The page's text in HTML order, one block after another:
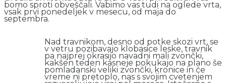
bomo sproti obveščali. Vabimo vas tudi na oglede vrta,
vsak prvi ponedeljek v mesecu, od maja do
septembra.
Nad travnikom, desno od potke skozi vrt, se
v vetru pozibavajo klobasice leske, travnik
pa najprej okrasijo navadni mali zvončki,
kakšen teden kasneje pokukajo na plano še
pomladanski veliki zvončki, kronice in če
vreme ni pretoplo, nas s svojim cvetenjem